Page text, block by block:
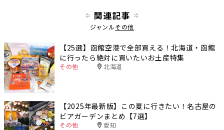
関連記事
ジャンルその他
【25選】函館空港で全部買える！北海道・函館
に行ったら絶対に買いたいお土産特集
その他 北海道
【2025年最新版】この夏に行きたい！名古屋の
ビアガーデンまとめ【7選】
その他 愛知